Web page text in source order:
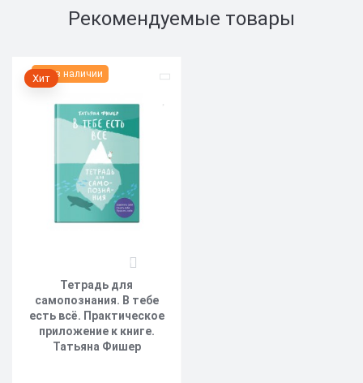
Рекомендуемые товары
Нет в наличии
Хит
Тетрадь для
самопознания. В тебе
есть всё. Практическое
приложение к книге.
Татьяна Фишер